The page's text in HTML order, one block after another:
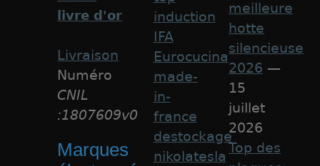
livre d'or
Livraison
Numéro
CNIL
:1807609v0
Marques
induction
IFA
Eurocucina
made-
in-
france
destockage
nikolatesla
meilleure
hotte
silencieuse
2026 —
15
juillet
2026
Top des